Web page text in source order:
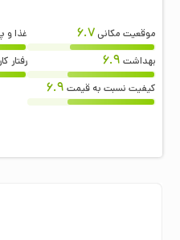
موقعیت مکانی 6.7 غذا و
بهداشت 6.9 رفتار
کیفیت نسبت به قیمت 6.9